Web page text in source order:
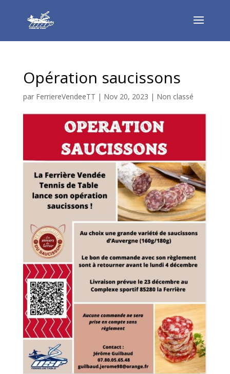
Opération saucissons
par FerriereVendeeTT | Nov 20, 2023 | Non classé